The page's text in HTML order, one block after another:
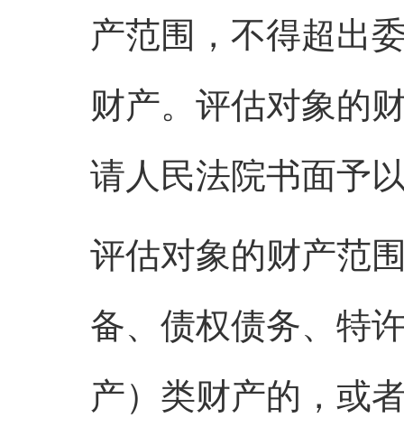
产范围，不得超出
财产。评估对象的
请人民法院书面予
评估对象的财产范
备、债权债务、特
产）类财产的，或